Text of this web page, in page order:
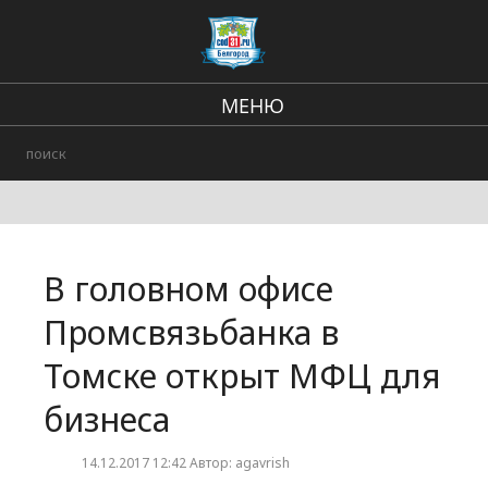
МЕНЮ
Городские события
В головном офисе
Промсвязьбанка в
Томске открыт МФЦ для
бизнеса
14.12.2017 12:42 Автор: agavrish